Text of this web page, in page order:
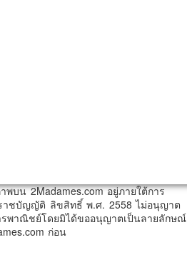
พบน 2Madames.com อยู่ภายใต้การ
าชบัญญัติ ลิขสิทธิ์ พ.ศ. 2558 ไม่อนุญาต
รพาณิชย์โดยมิได้ขออนุญาตเป็นลายลักษณ์
ก่อน